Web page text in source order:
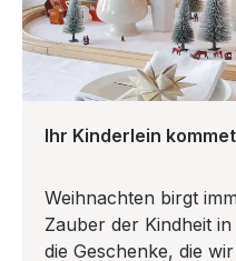
Ihr Kinderlein
Weihnachten birgt
Zauber der Kindheit
die Geschenke, die